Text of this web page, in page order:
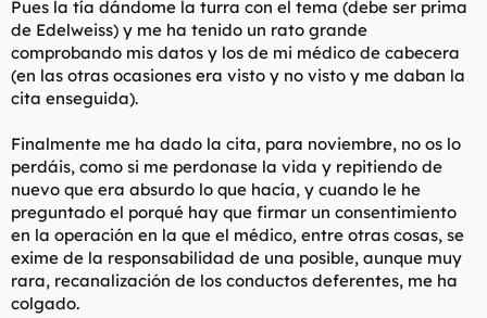
Pues la tía dándome la turra con el tema (debe ser prima
de Edelweiss) y me ha tenido un rato grande
comprobando mis datos y los de mi médico de cabecera
(en las otras ocasiones era visto y no visto y me daban la
cita enseguida).
Finalmente me ha dado la cita, para noviembre, no os lo
perdáis, como si me perdonase la vida y repitiendo de
nuevo que era absurdo lo que hacía, y cuando le he
preguntado el porqué hay que firmar un consentimiento
en la operación en la que el médico, entre otras cosas, se
exime de la responsabilidad de una posible, aunque muy
rara, recanalización de los conductos deferentes, me ha
colgado.